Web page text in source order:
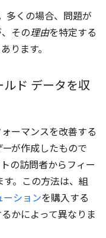
多くの場合、問題が
その理由を特定する
ります。
ド データを収
ーマンスを改善する
が作成したもので
の訪問者からフィー
。この方法は、組
ーションを購入する
かによって異なりま